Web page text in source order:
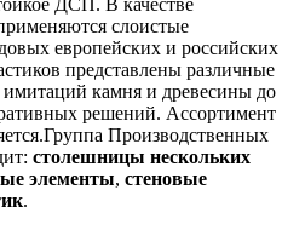
ДСП. В качестве
слоистые
европейских и российских
представлены различные
камня и древесины до
решений. Ассортимент
Производственных
столешницы нескольких
элементы, стеновые
.